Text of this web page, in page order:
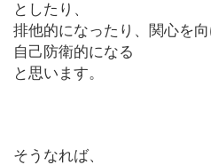
としたり、
排他的になったり、関心を
自己防衛的になる
と思います。
そうなれば、